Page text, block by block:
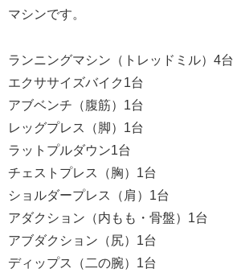
マシンです。
ランニングマシン（トレッドミル）4台
エクササイズバイク1台
アブベンチ（腹筋）1台
レッグプレス（脚）1台
ラットプルダウン1台
チェストプレス（胸）1台
ショルダープレス（肩）1台
アダクション（内もも・骨盤）1台
アブダクション（尻）1台
ディップス（二の腕）1台